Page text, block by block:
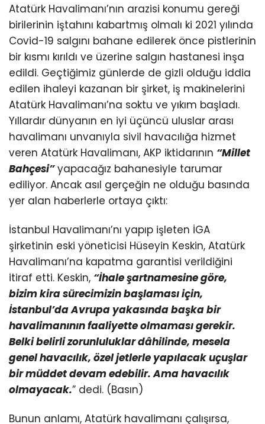
Atatürk Havalimanı’nın arazisi konumu gereği
birilerinin iştahını kabartmış olmalı ki 2021 yılında
Covid-19 salgını bahane edilerek önce pistlerinin
bir kısmı kırıldı ve üzerine salgın hastanesi inşa
edildi. Geçtiğimiz günlerde de gizli olduğu iddia
edilen ihaleyi kazanan bir şirket, iş makinelerini
Atatürk Havalimanı’na soktu ve yıkım başladı.
Yıllardır dünyanın en iyi üçüncü uluslar arası
havalimanı unvanıyla sivil havacılığa hizmet
veren Atatürk Havalimanı, AKP iktidarının “Millet
Bahçesi”yapacağız bahanesiyle tarumar
ediliyor. Ancak asıl gerçeğin ne olduğu basında
yer alan haberlerle ortaya çıktı:
İstanbul Havalimanı’nı yapıp işleten İGA
şirketinin eski yöneticisi Hüseyin Keskin, Atatürk
Havalimanı’na kapatma garantisi verildiğini
itiraf etti. Keskin, “İhale şartnamesine göre,
bizim kira sürecimizin başlaması için,
İstanbul’da Avrupa yakasında başka bir
havalimanının faaliyette olmaması gerekir.
Belki belirli zorunluluklar dâhilinde, mesela
genel havacılık, özel jetlerle yapılacak uçuşlar
bir müddet devam edebilir. Ama havacılık
olmayacak.” dedi. (Basın)
Bunun anlamı, Atatürk havalimanı çalışırsa,